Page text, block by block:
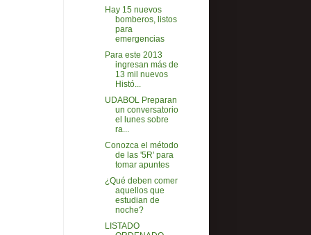
Hay 15 nuevos
bomberos, listos
para
emergencias
Para este 2013
ingresan más de
13 mil nuevos
Histó...
UDABOL Preparan
un conversatorio
el lunes sobre
ra...
Conozca el método
de las '5R' para
tomar apuntes
¿Qué deben comer
aquellos que
estudian de
noche?
LISTADO